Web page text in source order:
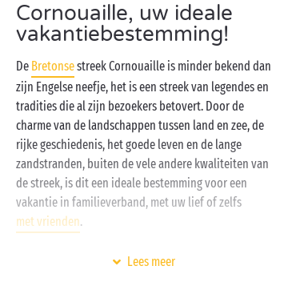
Cornouaille, uw ideale
vakantiebestemming!
De Bretonsestreek Cornouaille is minder bekend dan
zijn Engelse neefje, het is een streek van legendes en
tradities die al zijn bezoekers betovert. Door de
charme van de landschappen tussen land en zee, de
rijke geschiedenis, het goede leven en de lange
zandstranden, buiten de vele andere kwaliteiten van
de streek, is dit een ideale bestemming voor een
vakantie in familieverband, met uw lief of zelfs
met vrienden.
Om dit paradijs te verkennen, kiest u natuurlijk voor
Lees meer